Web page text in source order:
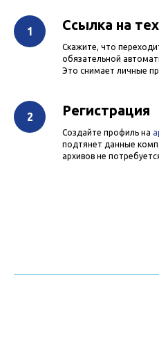
Ссылка на
Скажите, что
обязательной
Это снимает личные
Регистрация
Создайте профиль на
подтянет данные
архивов не